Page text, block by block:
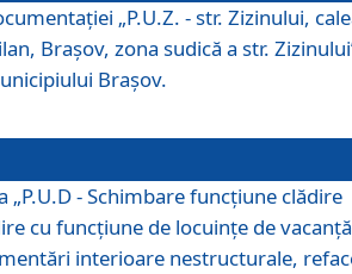
„P.U.Z. - str. Zizinului,
Braşov, zona sudică a str.
Braşov.
„P.U.D - Schimbare funcţiune clădire
cu funcţiune de locuinţe de
interioare nestructurale,